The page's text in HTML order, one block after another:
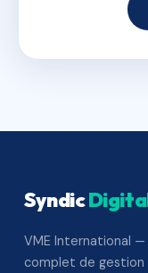
Syndic
VME International
complet de